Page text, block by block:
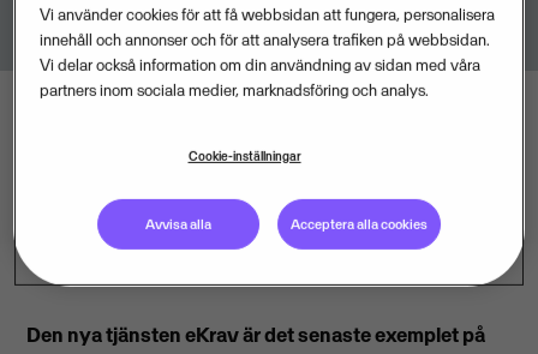
Den nya tjänsten eKrav är det senaste exemplet på
Vi använder cookies för att få webbsidan att fungera, personalisera
innehåll och annonser och för att analysera trafiken på webbsidan.
Vi delar också information om din användning av sidan med våra
partners inom sociala medier, marknadsföring och analys.
Cookie-inställningar
Avvisa alla Acceptera alla cookies